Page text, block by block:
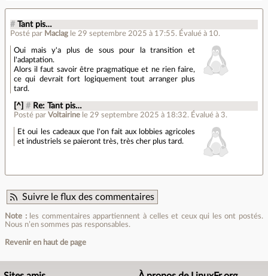
# Tant pis…
Posté par Maclag le 29 septembre 2025 à 17:55. Évalué à 10.
Oui mais y'a plus de sous pour la transition et
l'adaptation.
Alors il faut savoir être pragmatique et ne rien faire,
ce qui devrait fort logiquement tout arranger plus
tard.
[^] # Re: Tant pis…
Posté parVoltairine le 29 septembre 2025 à 18:32. Évalué à 3.
Et oui les cadeaux que l'on fait aux lobbies agricoles
et industriels se paieront très, très cher plus tard.
Suivre le flux des commentaires
Note :les commentaires appartiennent à celles et ceux qui les ont postés.
Nous n’en sommes pas responsables.
Revenir en haut de page